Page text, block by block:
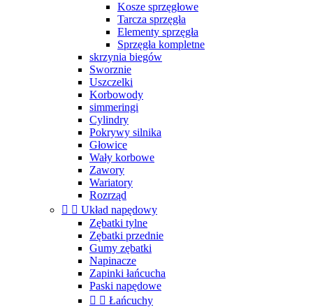
Kosze sprzęgłowe
Tarcza sprzęgła
Elementy sprzęgła
Sprzęgła kompletne
skrzynia biegów
Sworznie
Uszczelki
Korbowody
simmeringi
Cylindry
Pokrywy silnika
Głowice
Wały korbowe
Zawory
Wariatory
Rozrząd
  Układ napędowy
Zębatki tylne
Zębatki przednie
Gumy zębatki
Napinacze
Zapinki łańcucha
Paski napędowe
  Łańcuchy